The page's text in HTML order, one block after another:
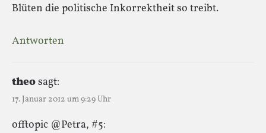
Blüten die politische Inkorrektheit so treibt.
Antworten
theosagt:
17. Januar 2012 um 9:29 Uhr
offtopic @Petra, #5: